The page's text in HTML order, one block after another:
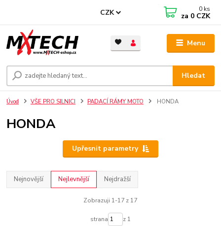
Menu
CZK
Hledat
0 ks
za 0 CZK
Úvod VŠE PRO SILNICI PADACÍ RÁMY MOTO HONDA
HONDA
Upřesnit parametry
Nejnovější Nejlevnější Nejdražší
Zobrazuji 1-17 z 17
strana z 1